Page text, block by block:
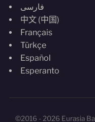
فارسی
中文 (中国)
Français
Türkçe
Español
Esperanto
©2016 - 2026 Eurasia